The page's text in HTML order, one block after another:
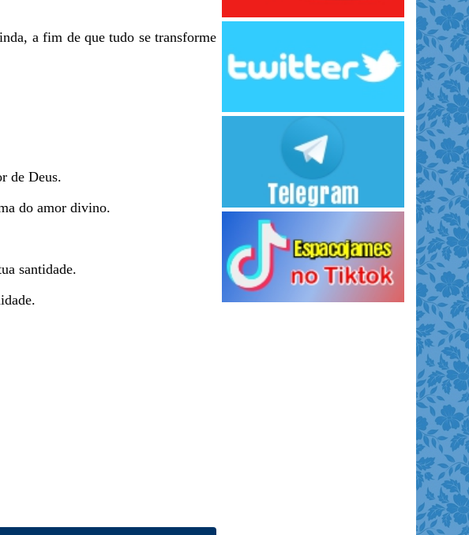
a fim de que tudo se transforme
de Deus.
do amor divino.
santidade.